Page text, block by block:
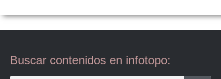
Buscar contenidos en infotopo: